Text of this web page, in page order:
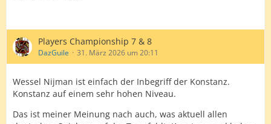
Players Championship 7 & 8
DazGuile 31. März 2026 um 20:11
Wessel Nijman ist einfach der Inbegriff der Konstanz.
Konstanz auf einem sehr hohen Niveau.
Das ist meiner Meinung nach auch, was aktuell allen